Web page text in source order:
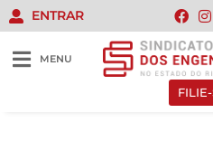
ENTRAR
MENU